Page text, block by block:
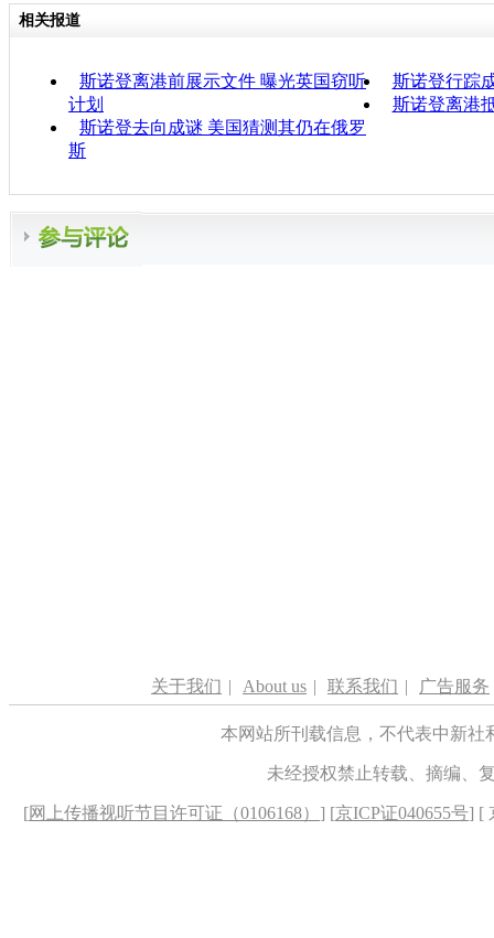
相关报道
斯诺登离港前展示文件 曝光英国窃听
计划
斯诺登行踪
斯诺登离港
斯诺登去向成谜 美国猜测其仍在俄罗
斯
关于我们 | About us | 联系我们 | 广告服务
本网站所刊载信息，不代表中新
未经授权禁止转载、摘编、
[网上传播视听节目许可证（0106168） ] [京ICP证040655号] [